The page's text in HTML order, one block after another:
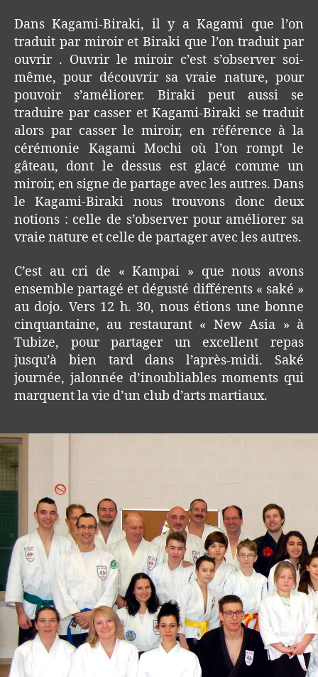
Dans Kagami-Biraki, il y a Kagami que l’on
traduit par miroir et Biraki que l’on traduit par
ouvrir . Ouvrir le miroir c’est s’observer soi-
même, pour découvrir sa vraie nature, pour
pouvoir s’améliorer. Biraki peut aussi se
traduire par casser et Kagami-Biraki se traduit
alors par casser le miroir, en référence à la
cérémonie Kagami Mochi où l’on rompt le
gâteau, dont le dessus est glacé comme un
miroir, en signe de partage avec les autres. Dans
le Kagami-Biraki nous trouvons donc deux
notions : celle de s’observer pour améliorer sa
vraie nature et celle de partager avec les autres.
C’est au cri de « Kampai » que nous avons
ensemble partagé et dégusté différents « saké »
au dojo. Vers 12 h. 30, nous étions une bonne
cinquantaine, au restaurant « New Asia » à
Tubize, pour partager un excellent repas
jusqu’à bien tard dans l’après-midi. Saké
journée, jalonnée d’inoubliables moments qui
marquent la vie d’un club d’arts martiaux.